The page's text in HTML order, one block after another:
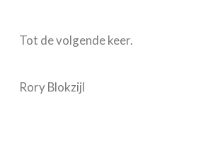
Tot de volgende keer.
Rory Blokzijl